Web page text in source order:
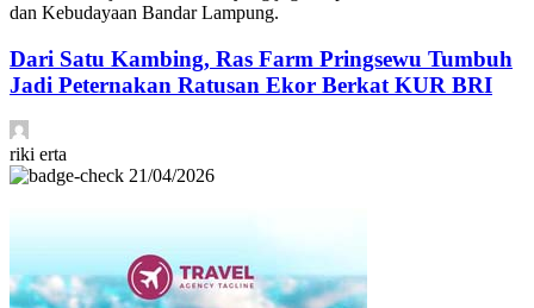
dan Kebudayaan Bandar Lampung.
Dari Satu Kambing, Ras Farm Pringsewu Tumbuh
Jadi Peternakan Ratusan Ekor Berkat KUR BRI
riki erta
21/04/2026